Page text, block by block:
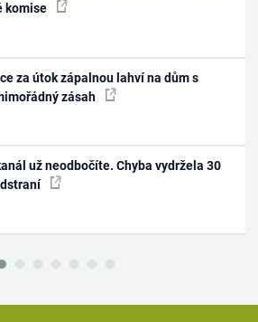
komise
za útok zápalnou lahví na dům s
zásah
už neodbočíte. Chyba vydržela 30